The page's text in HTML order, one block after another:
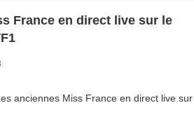
France en direct live sur le